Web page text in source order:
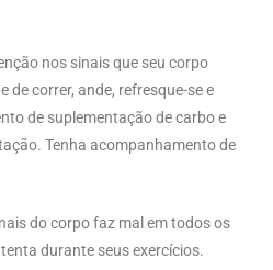
nos sinais que seu corpo
de correr, ande, refresque-se e
de suplementação de carbo e
Tenha acompanhamento de
do corpo faz mal em todos os
durante seus exercícios.